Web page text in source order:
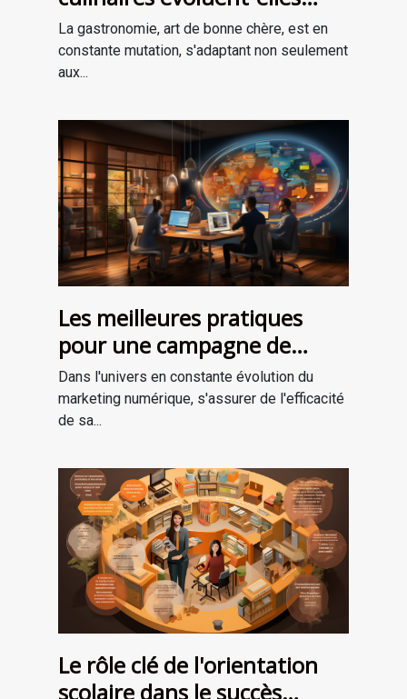
avec les saisons ?
La gastronomie, art de bonne chère, est en
constante mutation, s'adaptant non seulement
aux...
Les meilleures pratiques
pour une campagne de
marketing numérique
réussie
Dans l'univers en constante évolution du
marketing numérique, s'assurer de l'efficacité
de sa...
Le rôle clé de l'orientation
scolaire dans le succès